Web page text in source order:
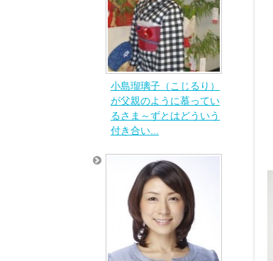
小島瑠璃子（こじるり）
が父親のように慕ってい
るさま～ずとはどういう
付き合い...